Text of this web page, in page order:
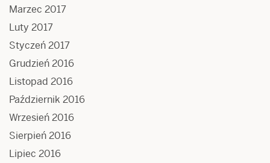
Marzec 2017
Luty 2017
Styczeń 2017
Grudzień 2016
Listopad 2016
Październik 2016
Wrzesień 2016
Sierpień 2016
Lipiec 2016